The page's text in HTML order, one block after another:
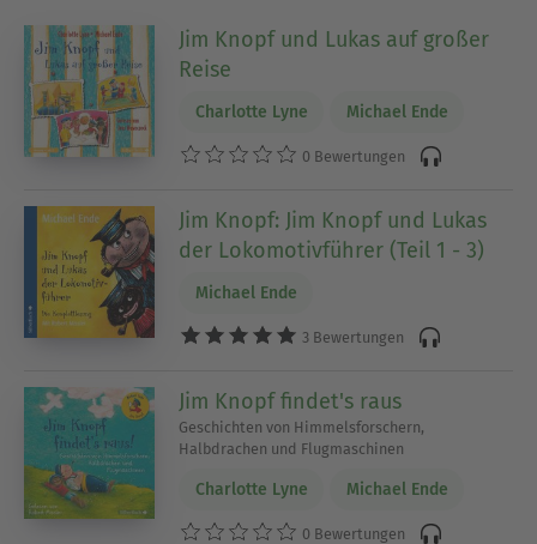
Jim Knopf und Lukas auf großer
Reise
Charlotte Lyne Michael Ende
0 Bewertungen
Jim Knopf: Jim Knopf und Lukas
der Lokomotivführer (Teil 1 - 3)
Michael Ende
3 Bewertungen
Jim Knopf findet's raus
Geschichten von Himmelsforschern,
Halbdrachen und Flugmaschinen
Charlotte Lyne Michael Ende
0 Bewertungen